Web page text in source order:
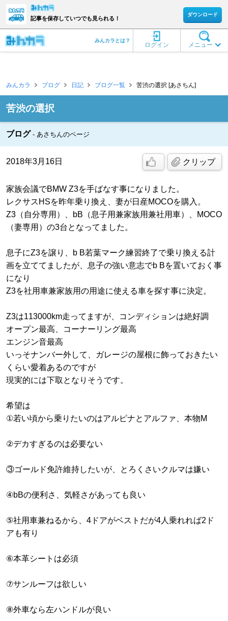
記事を保存していつでも見られる！
ダウンロード
メニュー
ログイン
みんカラとは？
みんカラ ブログ 日記 ブログ一覧 苦渋の選択 [あさちん]
苦渋の選択
ブログ あさちんのページ
2018年3月16日 クリップ
家族会議でBMW Z3を手ばなす事になりました。
レクサスHSを昨年乗り換え、妻が日産MOCOを購入。
Z3（自分専用）、bB（息子用兼家族用兼社用車）、MOCO
（妻専用）の3台となってました。
息子にZ3を譲り、b B若葉マーク練習終了で乗り換える計
画を立ててましたが、息子の強い意志でb Bを置いておく事
になり
Z3を社用車兼家族用の用途に使える車を探す事に決定。
Z3は113000km走ってますが、コンディションは絶好調
オープン最高、コーナーリング最高
エンジン音最高
いっそナンバー外して、ガレージの屋根に飾っておきたい
くらい愛着あるのですが
現実的には下取となりそうです。
希望は
①若い頃から乗りたいのはアルピナとアルファ、本物M
②デカすぎるのは必要ない
③ゴールド免許維持したいが、とろくさいクルマは嫌い
④bBの便利さ、気軽さがあっても良い
⑤社用車兼ねるから、4ドアがベストだが4人乗れれば2ド
アも有り
⑥本革シートは必須
⑦サンルーフは欲しい
⑧外車なら左ハンドルが良い